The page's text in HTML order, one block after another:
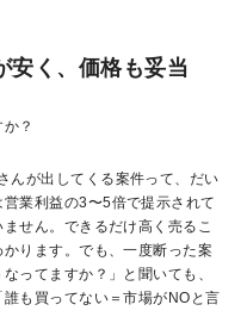
安く、価格も妥当
？
んが出してくる案件って、だい
営業利益の3〜5倍で提示されて
せん。できるだけ高く売るこ
ります。でも、一度断った案
ってますか？」と聞いても、
も買ってない＝市場が NO と言